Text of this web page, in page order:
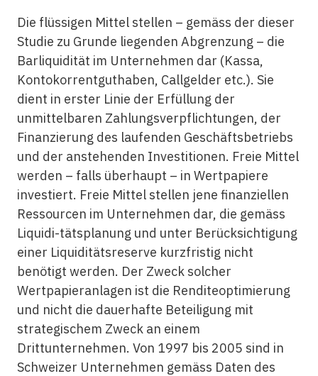
Die flüssigen Mittel stellen – gemäss der dieser
Studie zu Grunde liegenden Abgrenzung – die
Barliquidität im Unternehmen dar (Kassa,
Kontokorrentguthaben, Callgelder etc.). Sie
dient in erster Linie der Erfüllung der
unmittelbaren Zahlungsverpflichtungen, der
Finanzierung des laufenden Geschäftsbetriebs
und der anstehenden Investitionen. Freie Mittel
werden – falls überhaupt – in Wertpapiere
investiert. Freie Mittel stellen jene finanziellen
Ressourcen im Unternehmen dar, die gemäss
Liquidi-tätsplanung und unter Berücksichtigung
einer Liquiditätsreserve kurzfristig nicht
benötigt werden. Der Zweck solcher
Wertpapieranlagen ist die Renditeoptimierung
und nicht die dauerhafte Beteiligung mit
strategischem Zweck an einem
Drittunternehmen. Von 1997 bis 2005 sind in
Schweizer Unternehmen gemäss Daten des